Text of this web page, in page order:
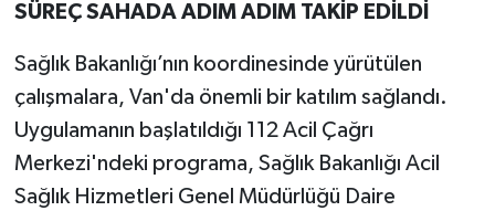
SÜREÇ SAHADA ADIM ADIM TAKİP EDİLDİ
Sağlık Bakanlığı’nın koordinesinde yürütülen
çalışmalara, Van'da önemli bir katılım sağlandı.
Uygulamanın başlatıldığı 112 Acil Çağrı
Merkezi'ndeki programa, Sağlık Bakanlığı Acil
Sağlık Hizmetleri Genel Müdürlüğü Daire